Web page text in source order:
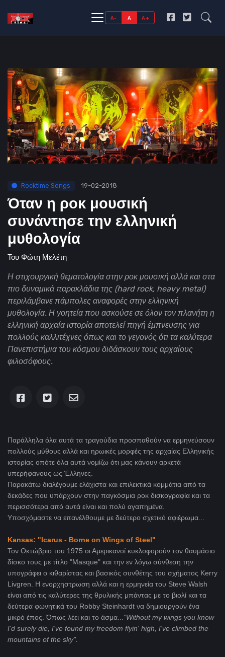
A- A A+
Rocktime Songs 19-02-2018
Όταν η ροκ μουσική
συνάντησε την ελληνική
μυθολογία
Του Φώτη Μελέτη
Η στιχουργική θεματολογία στην ροκ μουσική αλλά και στα
πιο δυναμικά παρακλάδια της (hard rock, heavy metal)
περιλάμβανε πάμπολες αναφορές στην ελληνική
μυθολογία. Η γοητεία που ασκούσε σε όλον τον πλανήτη η
ελληνική αρχαία ιστορία αποτελεί πηγή έμπνευσης για
πολλούς καλλιτέχνες όπως και το γεγονός ότι τα καλύτερα
Πανεπιστήμια του κόσμου διδάσκουν τους αρχαίους
φιλοσόφους.
Παράλληλα όλα αυτά τα τραγούδια προσπαθούν να ερμηνεύσουν
πολλούς μύθους αλλά και ηρωικές μορφές της αρχαίας Ελληνικής
ιστορίας οπότε όλα αυτά νομίζω ότι μας κάνουν αρκετά
υπερήφανους ως Έλληνες.
Παρακάτω διαλέγουμε ελάχιστα και επιλεκτικά κομμάτια από τα
δεκάδες που υπάρχουν στην παγκόσμια ροκ δισκογραφία και τα
περισσότερα από αυτά είναι και πολύ αγαπημένα.
Υποσχόμαστε να επανέλθουμε με δεύτερο σχετικό αφιέρωμα...
Κansas: "Icarus - Borne on Wings of Steel"
Τον Οκτώβριο του 1975 οι Αμερικανοί κυκλοφορούν τον θαυμάσιο
δίσκο τους με τίτλο "Masque" και την εν λόγω σύνθεση την
υπογράφει ο κιθαρίστας και βασικός συνθέτης του σχήματος Kerry
Livgren. Η ενορχηστρωση αλλά και η ερμηνεία του Steve Walsh
είναι από τις καλύτερες της θρυλικής μπάντας με το βιολί και τα
δεύτερα φωνητικά του Robby Steinhardt να δημιουργούν ένα
μικρό έπος. Όπως λέει και το άσμα..."Without my wings you know
I'd surely die, I've found my freedom flyin' high, I've climbed the
mountains of the sky".